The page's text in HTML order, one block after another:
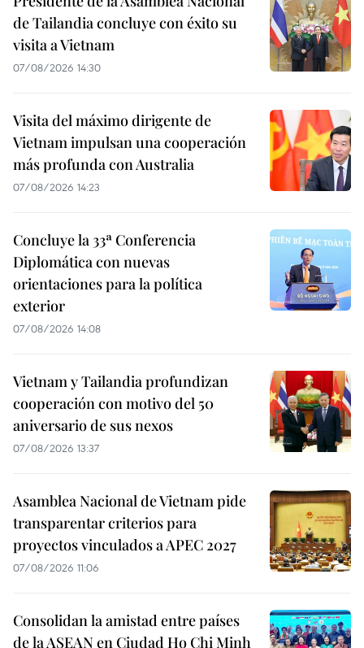
de Tailandia concluye con éxito su
visita a Vietnam
07/08/2026 14:30
Visita del máximo dirigente de
Vietnam impulsan una cooperación
más profunda con Australia
07/08/2026 14:23
Concluye la 33ª Conferencia
Diplomática con nuevas
orientaciones para la política
exterior
07/08/2026 14:08
Vietnam y Tailandia profundizan
cooperación con motivo del 50
aniversario de sus nexos
07/08/2026 13:37
Asamblea Nacional de Vietnam pide
transparentar criterios para
proyectos vinculados a APEC 2027
07/08/2026 11:06
Consolidan la amistad entre países
de la ASEAN en Ciudad Ho Chi Minh